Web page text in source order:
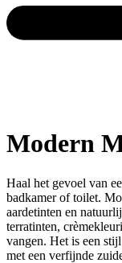
Modern
Haal het gevoel van
badkamer of toilet.
aardetinten en
terratinten,
vangen. Het is een
met een verfijnde